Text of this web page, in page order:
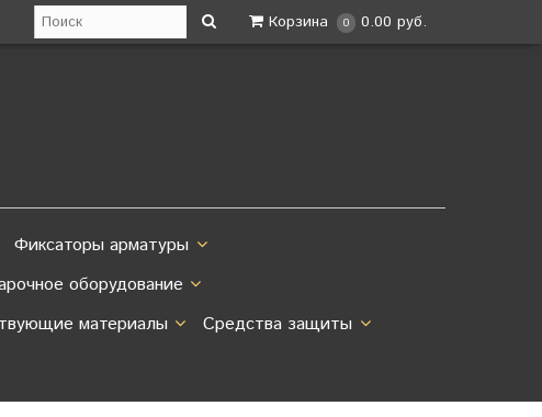
Корзина 0 0.00 руб.
Фиксаторы арматуры
оборудование
материалы
Средства защиты